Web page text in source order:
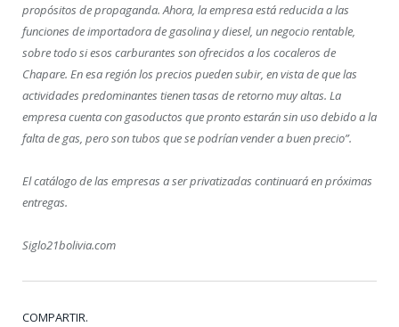
propósitos de propaganda. Ahora, la empresa está reducida a las
funciones de importadora de gasolina y diesel, un negocio rentable,
sobre todo si esos carburantes son ofrecidos a los cocaleros de
Chapare. En esa región los precios pueden subir, en vista de que las
actividades predominantes tienen tasas de retorno muy altas. La
empresa cuenta con gasoductos que pronto estarán sin uso debido a la
falta de gas, pero son tubos que se podrían vender a buen precio”.
El catálogo de las empresas a ser privatizadas continuará en próximas
entregas.
Siglo21bolivia.com
COMPARTIR.